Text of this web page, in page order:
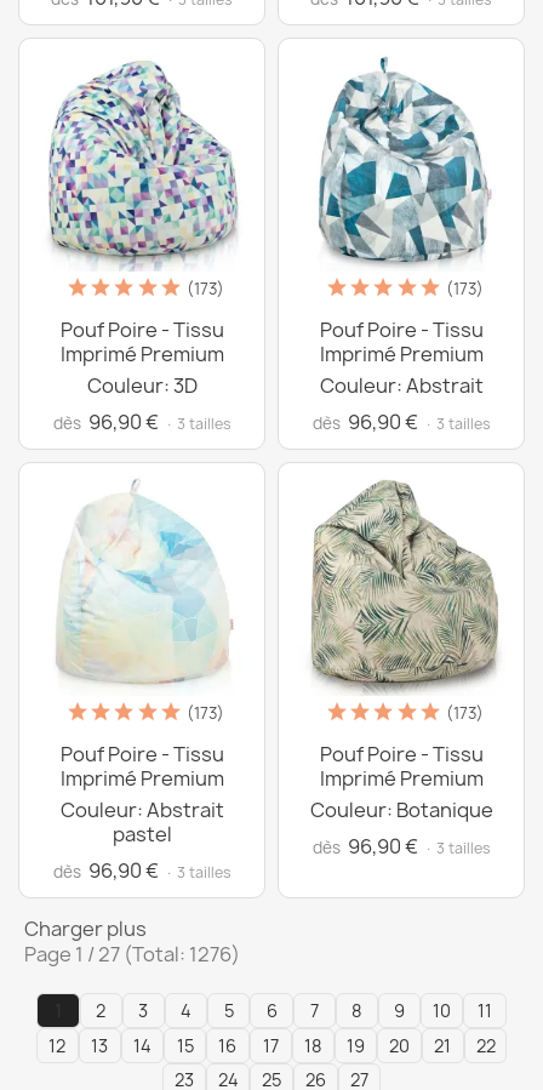
(173)
Pouf Poire - Tissu
Imprimé Premium
Couleur: 3D
dès 96,90 € · 3 tailles
(173)
Pouf Poire - Tissu
Imprimé Premium
Couleur: Abstrait
dès 96,90 € · 3 tailles
(173)
Pouf Poire - Tissu
Imprimé Premium
Couleur: Abstrait
pastel
dès 96,90 € · 3 tailles
(173)
Pouf Poire - Tissu
Imprimé Premium
Couleur: Botanique
dès 96,90 € · 3 tailles
Charger plus
Page 1 / 27 (Total: 1276)
2 3 4 5 6 7 8 9 10
11
12
13 14 15 16 17 18 19 20 21
22
23
24 25 26 27